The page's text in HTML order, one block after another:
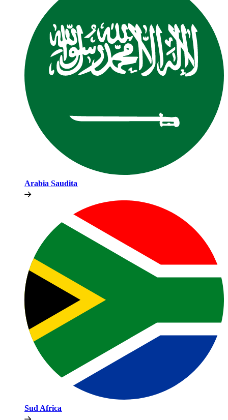
Arabia Saudita​​
Sud Africa​​